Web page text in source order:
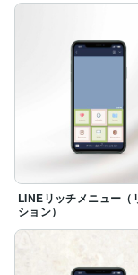
LINEリッチメニュー（
ション）